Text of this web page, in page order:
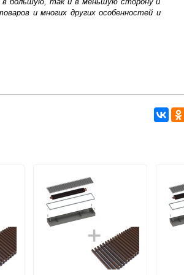
и многих других особенностей и
до подъезда